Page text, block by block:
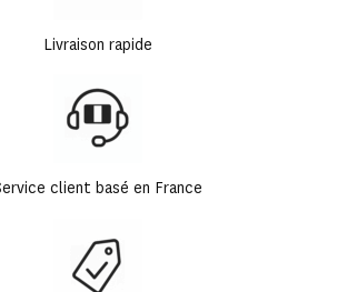
Livraison rapide
client basé en France